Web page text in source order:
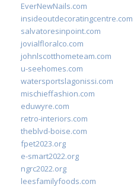
EverNewNails.com
insideoutdecoratingcentre.com
salvatoresinpoint.com
jovialfloralco.com
johnlscotthometeam.com
u-seehomes.com
watersportslagonissi.com
mischieffashion.com
eduwyre.com
retro-interiors.com
theblvd-boise.com
fpet2023.org
e-smart2022.org
ngrc2022.org
leesfamilyfoods.com